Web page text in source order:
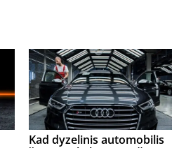
Kad dyzelinis automobilis